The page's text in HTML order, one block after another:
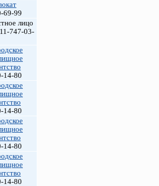
69-99
лицо
747-03-
14-80
14-80
14-80
14-80